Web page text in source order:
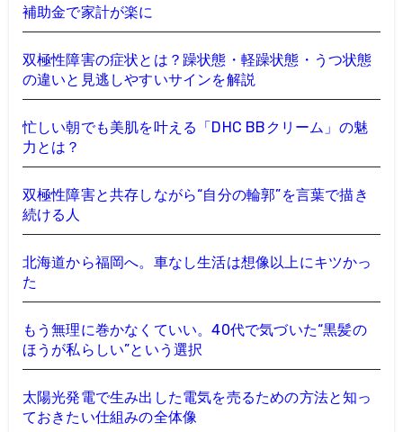
補助金で家計が楽に
双極性障害の症状とは？躁状態・軽躁状態・うつ状態
の違いと見逃しやすいサインを解説
忙しい朝でも美肌を叶える「DHC BBクリーム」の魅
力とは？
双極性障害と共存しながら“自分の輪郭”を言葉で描き
続ける人
北海道から福岡へ。車なし生活は想像以上にキツかっ
た
もう無理に巻かなくていい。40代で気づいた“黒髪の
ほうが私らしい”という選択
太陽光発電で生み出した電気を売るための方法と知っ
ておきたい仕組みの全体像